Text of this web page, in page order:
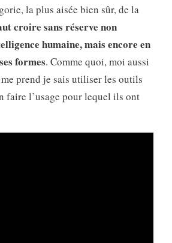
la plus aisée bien sûr, de la
croire sans réserve non
humaine, mais encore en
formes. Comme quoi, moi aussi
prend je sais utiliser les outils
faire l’usage pour lequel ils ont